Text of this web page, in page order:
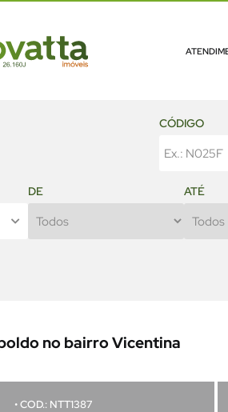
CÓDIGO
DE ATÉ
no bairro Vicentina
• COD.: NTT1387